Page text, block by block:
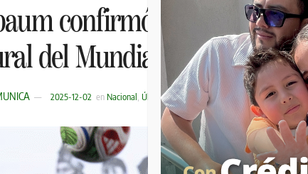
confirmó que no asistirá
del Mundial 2026
2025-12-02 en Nacional Últimas Noticias